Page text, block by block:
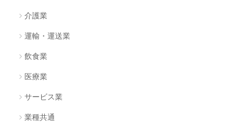
介護業
運輸・運送業
飲食業
医療業
サービス業
業種共通